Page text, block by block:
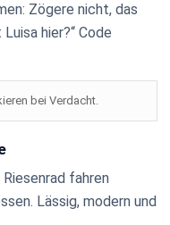
Zögere nicht, das
hier?“ Code
bei Verdacht.
fahren
Lässig, modern und